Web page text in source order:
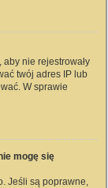
aby nie rejestrowały
twój adres IP lub
W sprawie
mogę się
Jeśli są poprawne,